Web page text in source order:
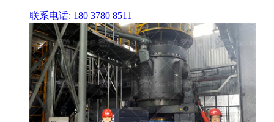
联系电话: 180 3780 8511